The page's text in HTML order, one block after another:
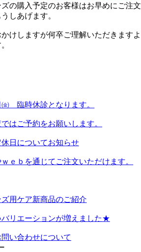
の購入予定のお客様はお早めにご注文
しあげます。
けしますが何卒ご理解いただきますよ
㈮ 臨時休診となります。
はご予約をお願いします。
日についてお知らせ
ｅｂを通じてご注文いただけます。
用ケア新商品のご紹介
バリエーションが増えました★
い合わせについて